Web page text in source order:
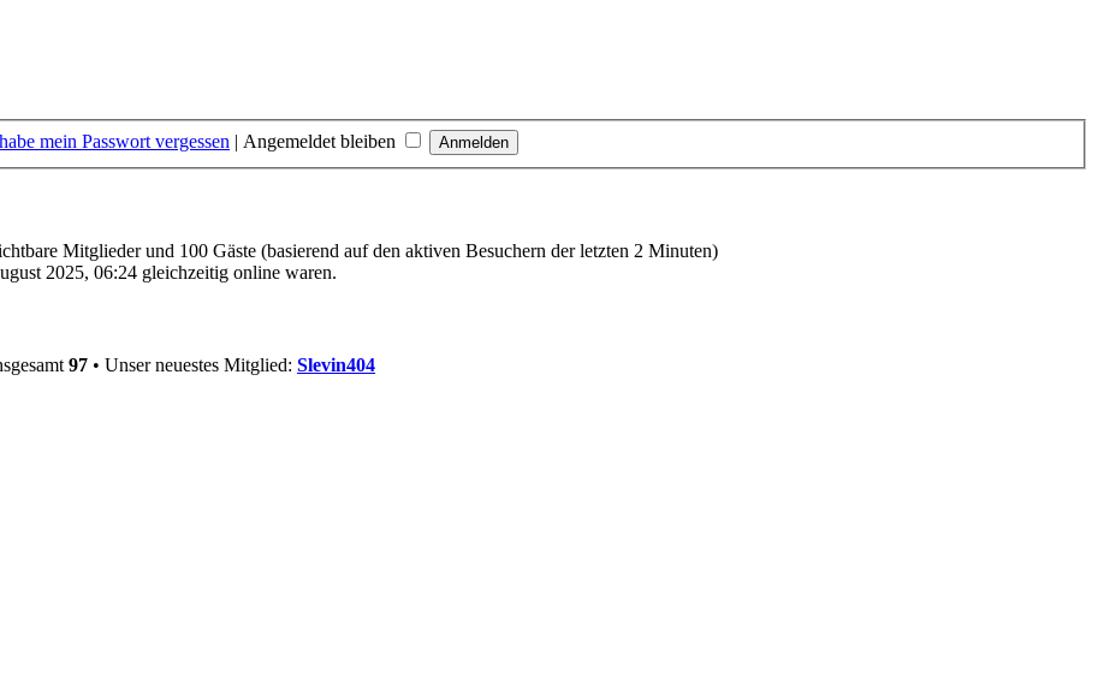
mein Passwort vergessen | Angemeldet bleiben
Mitglieder und 100 Gäste (basierend auf den aktiven Besuchern der letzten 2 Minuten)
2025, 06:24 gleichzeitig online waren.
97 • Unser neuestes Mitglied: Slevin404